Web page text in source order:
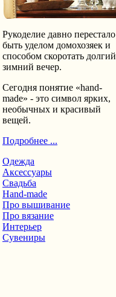
Рукоделие давно перестало
быть уделом домохозяек и
способом скоротать долгий
зимний вечер.
Сегодня понятие «hand-
made» - это символ ярких,
необычных и красивый
вещей.
Подробнее ...
Одежда
Аксессуары
Свадьба
Hand-made
Про вышивание
Про вязание
Интерьер
Сувениры